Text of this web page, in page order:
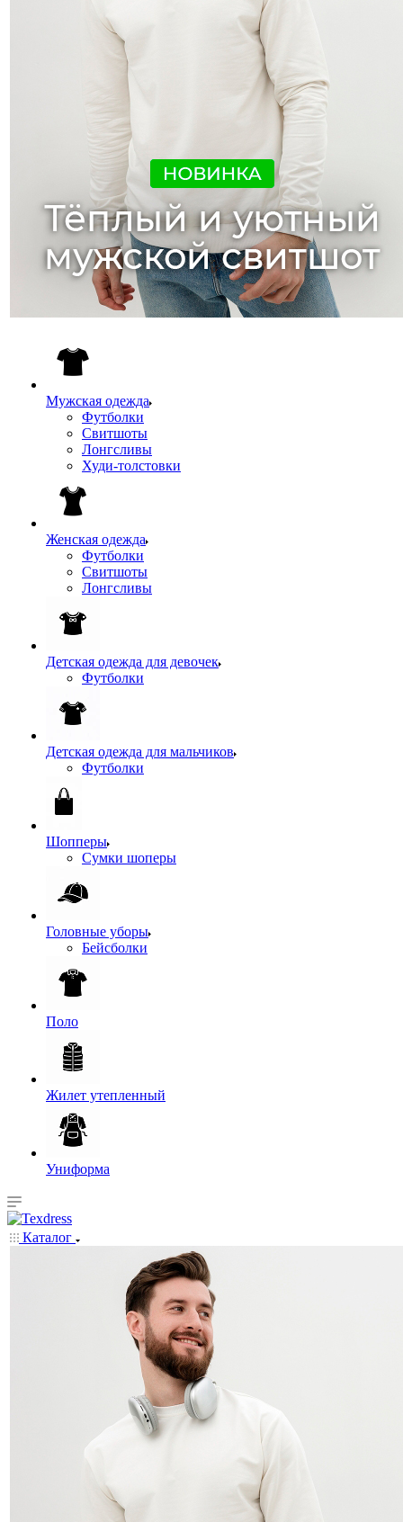
Мужская одежда
Футболки
Свитшоты
Лонгсливы
Худи-толстовки
Женская одежда
Футболки
Свитшоты
Лонгсливы
Детская одежда для девочек
Футболки
Детская одежда для мальчиков
Футболки
Шопперы
Сумки шоперы
Головные уборы
Бейсболки
Поло
Жилет утепленный
Униформа
Каталог